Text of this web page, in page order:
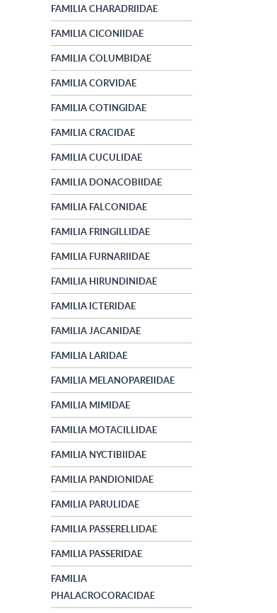
FAMILIA CHARADRIIDAE
FAMILIA CICONIIDAE
FAMILIA COLUMBIDAE
FAMILIA CORVIDAE
FAMILIA COTINGIDAE
FAMILIA CRACIDAE
FAMILIA CUCULIDAE
FAMILIA DONACOBIIDAE
FAMILIA FALCONIDAE
FAMILIA FRINGILLIDAE
FAMILIA FURNARIIDAE
FAMILIA HIRUNDINIDAE
FAMILIA ICTERIDAE
FAMILIA JACANIDAE
FAMILIA LARIDAE
FAMILIA MELANOPAREIIDAE
FAMILIA MIMIDAE
FAMILIA MOTACILLIDAE
FAMILIA NYCTIBIIDAE
FAMILIA PANDIONIDAE
FAMILIA PARULIDAE
FAMILIA PASSERELLIDAE
FAMILIA PASSERIDAE
FAMILIA
PHALACROCORACIDAE